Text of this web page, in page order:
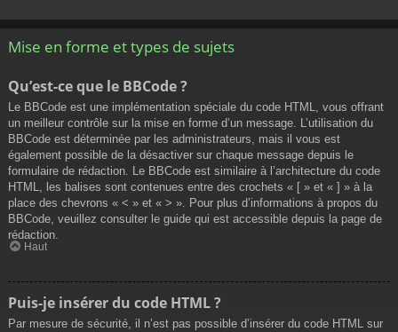
Mise en forme et types de sujets
Qu’est-ce que le BBCode ?
Le BBCode est une implémentation spéciale du code HTML, vous offrant
un meilleur contrôle sur la mise en forme d’un message. L’utilisation du
BBCode est déterminée par les administrateurs, mais il vous est
également possible de la désactiver sur chaque message depuis le
formulaire de rédaction. Le BBCode est similaire à l’architecture du code
HTML, les balises sont contenues entre des crochets « [ » et « ] » à la
place des chevrons « < » et « > ». Pour plus d’informations à propos du
BBCode, veuillez consulter le guide qui est accessible depuis la page de
rédaction.
Haut
Puis-je insérer du code HTML ?
Par mesure de sécurité, il n’est pas possible d’insérer du code HTML sur